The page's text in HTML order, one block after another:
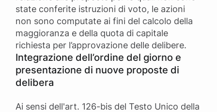
state conferite istruzioni di voto, le azioni
non sono computate ai fini del calcolo della
maggioranza e della quota di capitale
richiesta per l’approvazione delle delibere.
Integrazione dell’ordine del giorno e
presentazione di nuove proposte di
delibera
Ai sensi dell'art. 126-bis del Testo Unico della